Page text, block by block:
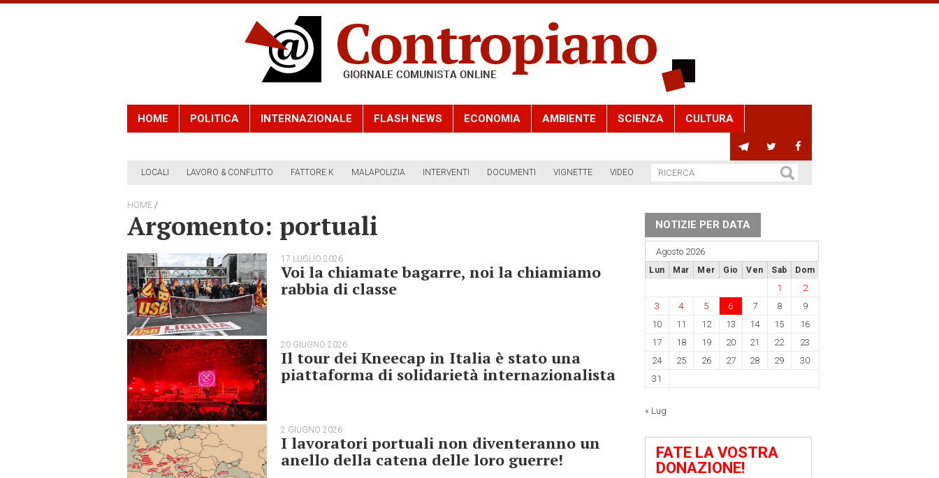
HOME POLITICA INTERNAZIONALE FLASH NEWS ECONOMIA AMBIENTE SCIENZA CULTURA
LOCALI LAVORO & CONFLITTO FATTORE K MALAPOLIZIA INTERVENTI DOCUMENTI VIGNETTE VIDEO
HOME /
Argomento: portuali
17 LUGLIO 2026
Voi la chiamate bagarre, noi la chiamiamo
rabbia di classe
20 GIUGNO 2026
Il tour dei Kneecap in Italia è stato una
piattaforma di solidarietà internazionalista
2 GIUGNO 2026
I lavoratori portuali non diventeranno un
anello della catena delle loro guerre!
NOTIZIE PER DATA
Agosto 2026
Lun Mar Mer Gio Ven Sab Dom
1
2
3
4 5 6 7 8
9
10
11 12 13 14 15
16
17
18 19 20 21 22
23
24
25 26 27 28 29
30
31
« Lug
FATE LA VOSTRA
DONAZIONE!